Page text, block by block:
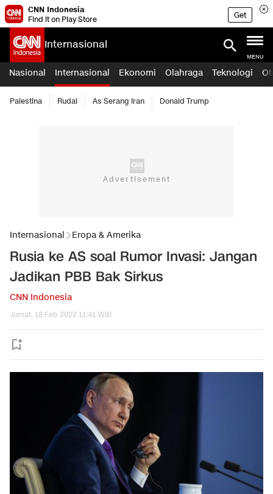
CNN Indonesia
Find it on Play Store
Get
Internasional
MENU
Nasional Internasional Ekonomi Olahraga Teknologi
Palestina Rudal As Serang Iran Donald Trump
Internasional Eropa & Amerika
Rusia ke AS soal Rumor Invasi: Jangan
Jadikan PBB Bak Sirkus
CNN Indonesia
Jumat, 18 Feb 2022 11:41 WIB